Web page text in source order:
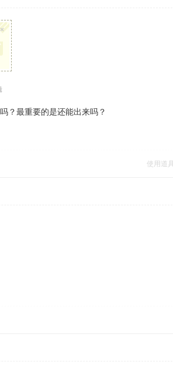
×
？最重要的是还能出来吗？
使用道具